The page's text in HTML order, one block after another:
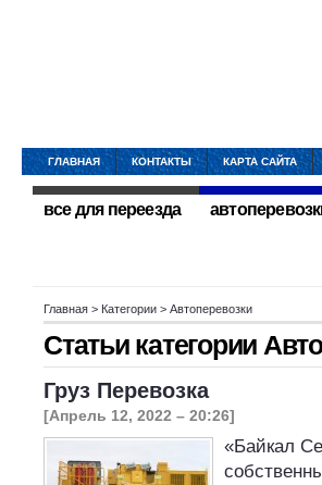
ГЛАВНАЯ КОНТАКТЫ КАРТА САЙТА
все для переезда
Главная > Категории > Автоперевозки
Статьи категории
Груз Перевозка
[Апрель 12, 2022 – 20:26]
«Байкал